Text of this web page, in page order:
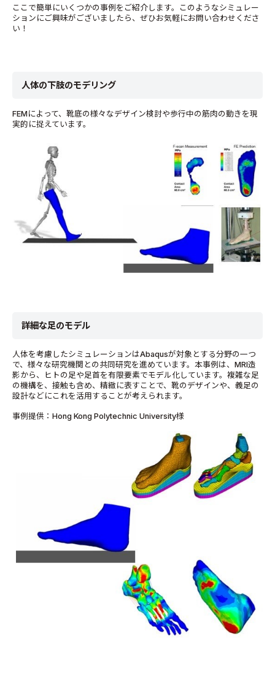
ここで簡単にいくつかの事例をご紹介します。このようなシミュレー
ションにご興味がございましたら、ぜひお気軽にお問い合わせくださ
い！
人体の下肢のモデリング
FEMによって、靴底の様々なデザイン検討や歩行中の筋肉の動きを現
実的に捉えています。
詳細な足のモデル
人体を考慮したシミュレーションはAbaqusが対象とする分野の一つ
で、様々な研究機関との共同研究を進めています。本事例は、MRI造
影から、ヒトの足や足首を有限要素でモデル化しています。複雑な足
の機構を、接触も含め、精緻に表すことで、靴のデザインや、義足の
設計などにこれを活用することが考えられます。
事例提供：Hong Kong Polytechnic University様